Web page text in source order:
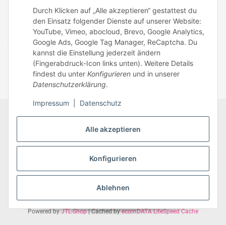
Alle akzeptieren
Konfigurieren
Ablehnen
Durch Klicken auf „Alle akzeptieren“ gestattest du
den Einsatz folgender Dienste auf unserer Website:
YouTube, Vimeo, abocloud, Brevo, Google Analytics,
Google Ads, Google Tag Manager, ReCaptcha. Du
kannst die Einstellung jederzeit ändern
(Fingerabdruck-Icon links unten). Weitere Details
findest du unter Konfigurieren und in unserer
Datenschutzerklärung.
Impressum Datenschutz
Telefonnr.: 0951/70045771
Zum Kontakt
Versandinformationen
Powered byJTL-Shop| Cached byecomDATA LiteSpeed Cache